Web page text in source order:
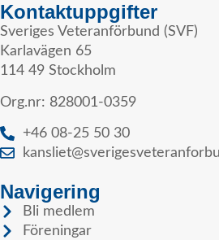
Kontaktuppgifter
Sveriges Veteranförbund (SVF)
Karlavägen 65
114 49 Stockholm
Org.nr: 828001-0359
+46 08-25 50 30
Navigering
Bli medlem
Föreningar